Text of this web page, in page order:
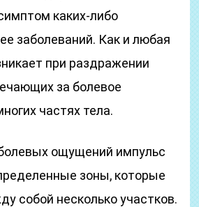
каких-либо
заболеваний. Как и любая
при раздражении
за болевое
частях тела.
ощущений импульс
зоны, которые
собой несколько участков.